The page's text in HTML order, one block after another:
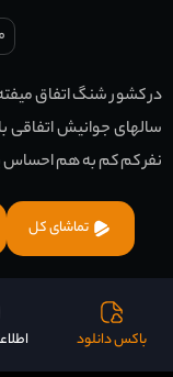
در کشور شنگ اتفاق
سالهای جوانیش اتفاقی
نفر کم کم به هم
تماشای کل
باکس دانلود